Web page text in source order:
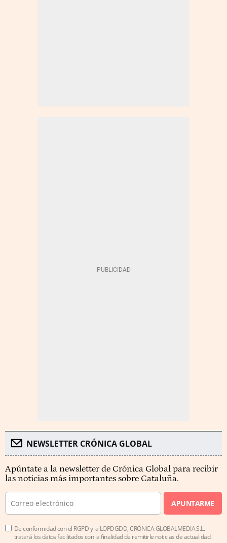
NEWSLETTER CRÓNICA GLOBAL
Apúntate a la newsletter de Crónica Global para recibir
las noticias más importantes sobre Cataluña.
APUNTARME
De conformidad con el RGPD y la LOPDGDD, CRÓNICA GLOBALMEDIA S.L.
tratará los datos facilitados con la finalidad de remitirle noticias de actualidad.